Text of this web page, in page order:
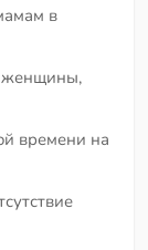
в
женщины,
времени на